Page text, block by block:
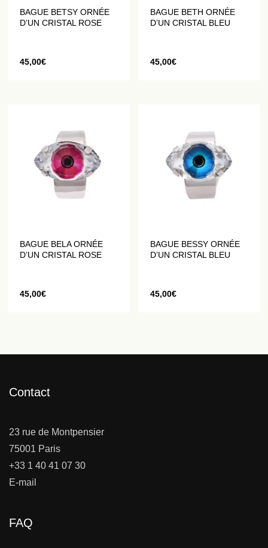
BAGUE BETSY ORNÉE
D’UN CRISTAL ROSE
45,00€
BAGUE BETH ORNÉE
D’UN CRISTAL BLEU
45,00€
BAGUE BELA ORNÉE
D’UN CRISTAL ROSE
45,00€
BAGUE BESSY ORNÉE
D’UN CRISTAL BLEU
45,00€
Contact
23 rue de Montpensier
75001 Paris
+33 1 40 41 07 30
E-mail
FAQ